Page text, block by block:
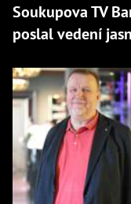
Soukupova TV
poslal vedení